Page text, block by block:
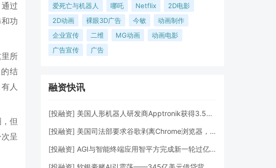
过
功
所
结
人
但
呈
爱死亡与机器人
哪吒 Netflix
2D电影
2D动画
裸眼3D广告 今敏
动画制作
企业宣传
二维 MG动画
动画电影
广告宣传
广告
融资快讯
[投融资] 美国人形机器人研发商Apptronik获得3.5亿美元A轮融资
[投融资] 美国司法部要求谷歌剥离Chrome浏览器，但允许其进行AI投资
[投融资] AGI与智能终端应用智平方完成新一轮过亿元Pre-A+轮融资